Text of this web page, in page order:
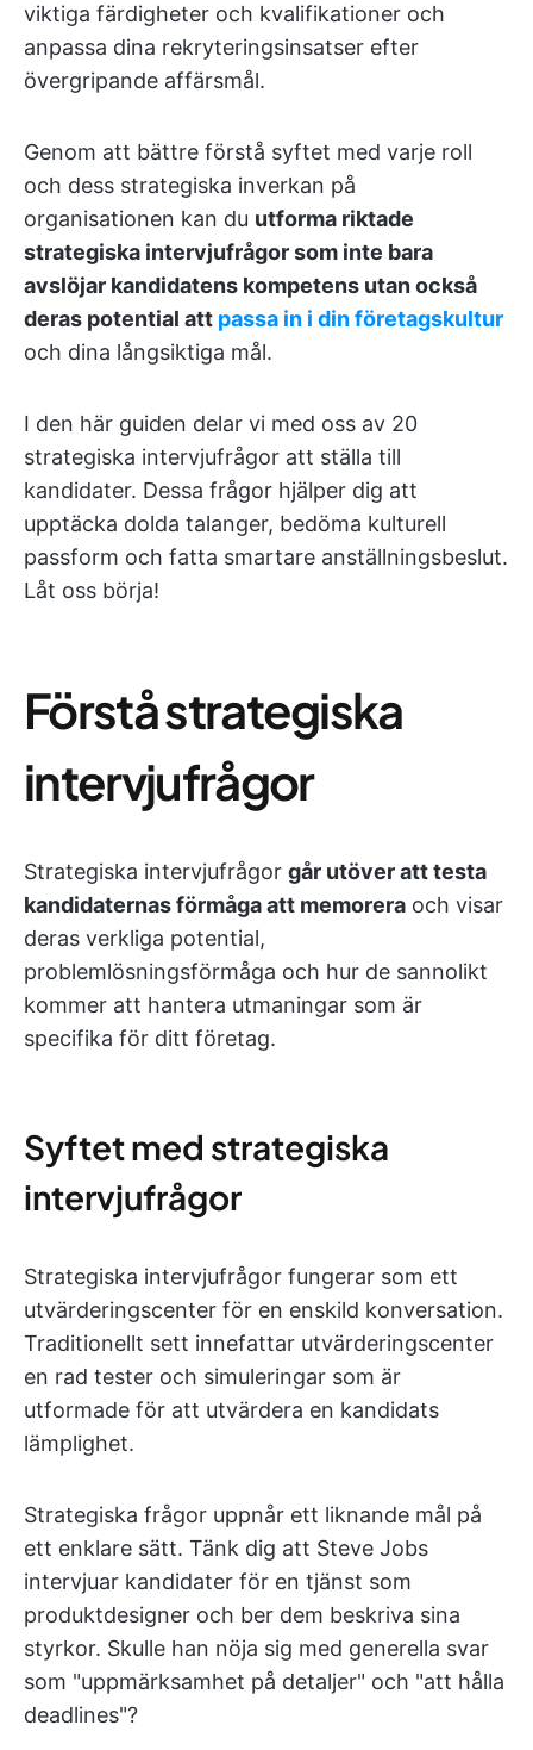
viktiga färdigheter och kvalifikationer och
anpassa dina rekryteringsinsatser efter
övergripande affärsmål.
Genom att bättre förstå syftet med varje roll
och dess strategiska inverkan på
organisationen kan du utforma riktade
strategiska intervjufrågor som inte bara
avslöjar kandidatens kompetens utan också
deras potential att passa in i din företagskultur
och dina långsiktiga mål.
I den här guiden delar vi med oss av 20
strategiska intervjufrågor att ställa till
kandidater. Dessa frågor hjälper dig att
upptäcka dolda talanger, bedöma kulturell
passform och fatta smartare anställningsbeslut.
Låt oss börja!
Förstå strategiska
intervjufrågor
Strategiska intervjufrågor går utöver att testa
kandidaternas förmåga att memorera och visar
deras verkliga potential,
problemlösningsförmåga och hur de sannolikt
kommer att hantera utmaningar som är
specifika för ditt företag.
Syftet med strategiska
intervjufrågor
Strategiska intervjufrågor fungerar som ett
utvärderingscenter för en enskild konversation.
Traditionellt sett innefattar utvärderingscenter
en rad tester och simuleringar som är
utformade för att utvärdera en kandidats
lämplighet.
Strategiska frågor uppnår ett liknande mål på
ett enklare sätt. Tänk dig att Steve Jobs
intervjuar kandidater för en tjänst som
produktdesigner och ber dem beskriva sina
styrkor. Skulle han nöja sig med generella svar
som "uppmärksamhet på detaljer" och "att hålla
deadlines"?